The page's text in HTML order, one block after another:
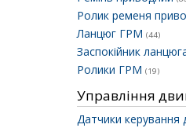
Ролик ременя
Ланцюг ГРМ (44)
Заспокійник
Ролики ГРМ (19)
Управління
Датчики керування